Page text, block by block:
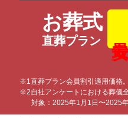
お葬式
直葬プラン
※1直葬プラン会員割引適用価格
※2自社アンケートにおける葬儀
対象：2025年1月1日〜2025